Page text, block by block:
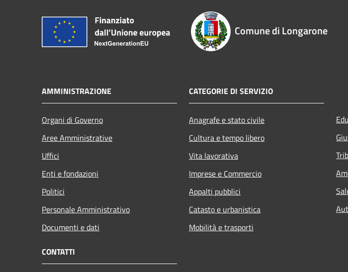
Comune di Longarone
AMMINISTRAZIONE
Organi di Governo
Aree Amministrative
Uffici
Enti e fondazioni
Politici
Personale Amministrativo
Documenti e dati
CATEGORIE DI SERVIZIO
Anagrafe e stato civile
Cultura e tempo libero
Vita lavorativa
Imprese e Commercio
Appalti pubblici
Catasto e urbanistica
Mobilità e trasporti
CONTATTI